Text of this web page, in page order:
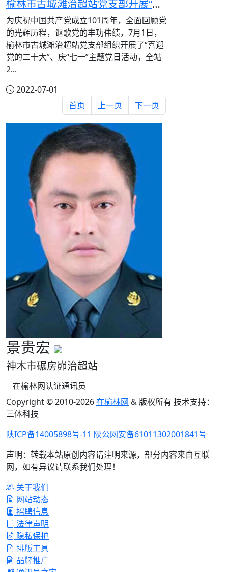
榆林市古城滩治超站党支部开展“喜迎二十大”庆“七一”主题党日活动
为庆祝中国共产党成立101周年，全面回顾党
的光辉历程，讴歌党的丰功伟绩，7月1日，
榆林市古城滩治超站党支部组织开展了“喜迎
党的二十大”、庆“七一”主题党日活动，全站
2...
2022-07-01
首页
上一页 下一页
景贵宏
神木市碾房峁治超站
在榆林网认证通讯员
Copyright © 2010-2026在榆林网 & 版权所有 技术支持：
三体科技
陕ICP备14005898号-11 陕公网安备61011302001841号
声明：转载本站原创内容请注明来源，部分内容来自互联
网，如有异议请联系我们处理！
关于我们
网站动态
招聘信息
法律声明
隐私保护
排版工具
品牌推广